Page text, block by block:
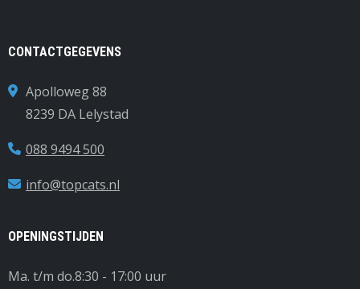
CONTACTGEGEVENS
Apolloweg 88
8239 DA Lelystad
088 9494 500
info@topcats.nl
OPENINGSTIJDEN
Ma. t/m do.8:30 - 17:00 uur